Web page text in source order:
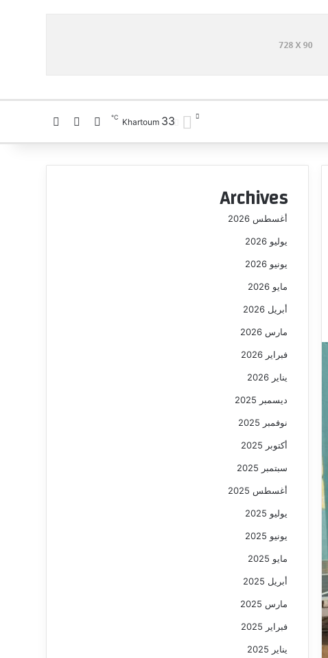
Khartoum 33
℃ تسجيل الدخول
الوضع المظلم
Archives
أغسطس 2026
يوليو 2026
يونيو 2026
مايو 2026
أبريل 2026
مارس 2026
فبراير 2026
يناير 2026
ديسمبر 2025
نوفمبر 2025
أكتوبر 2025
سبتمبر 2025
أغسطس 2025
يوليو 2025
يونيو 2025
مايو 2025
أبريل 2025
مارس 2025
فبراير 2025
يناير 2025